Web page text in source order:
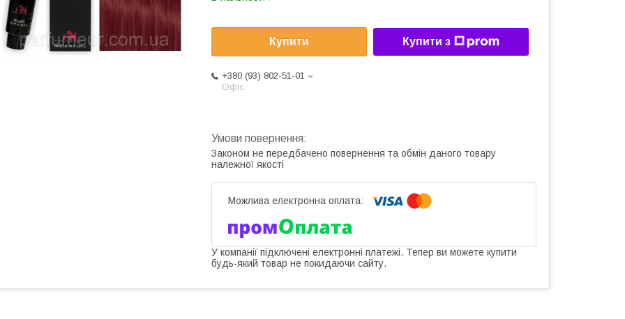
Купити Купити з
+380 (93) 802-51-01
Офіс
Законом не передбачено повернення та обмін даного товару
належної якості
У компанії підключені електронні платежі. Тепер ви можете купити
будь-який товар не покидаючи сайту.